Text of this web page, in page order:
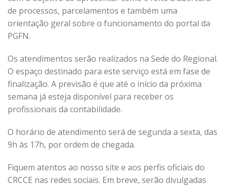
de processos, parcelamentos e também uma
orientação geral sobre o funcionamento do portal da
PGFN.
Os atendimentos serão realizados na Sede do Regional.
O espaço destinado para este serviço está em fase de
finalização. A previsão é que até o início da próxima
semana já esteja disponível para receber os
profissionais da contabilidade.
O horário de atendimento será de segunda a sexta, das
9h às 17h, por ordem de chegada.
Fiquem atentos ao nosso site e aos perfis oficiais do
CRCCE nas redes sociais. Em breve, serão divulgadas